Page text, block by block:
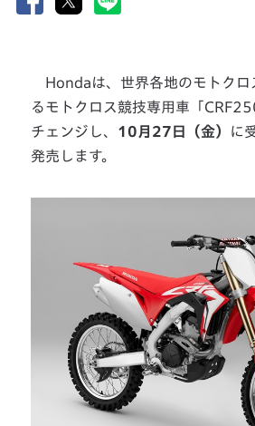
Hondaは、世界各地のモトクロ
るモトクロス競技専用車「
チェンジし、 10月27日（金） に
発売します。